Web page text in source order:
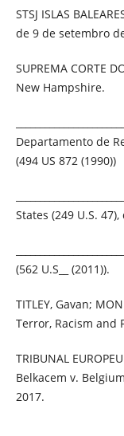
STSJ ISLAS
de 9 de setembro
SUPREMA CORTE
New Hampshire.
Departamento de
(494 US 872 (1990))
States (249 U.S.
(562 U.S__ (2011)).
TITLEY, Gavan;
Terror, Racism and
TRIBUNAL
Belkacem v.
2017.